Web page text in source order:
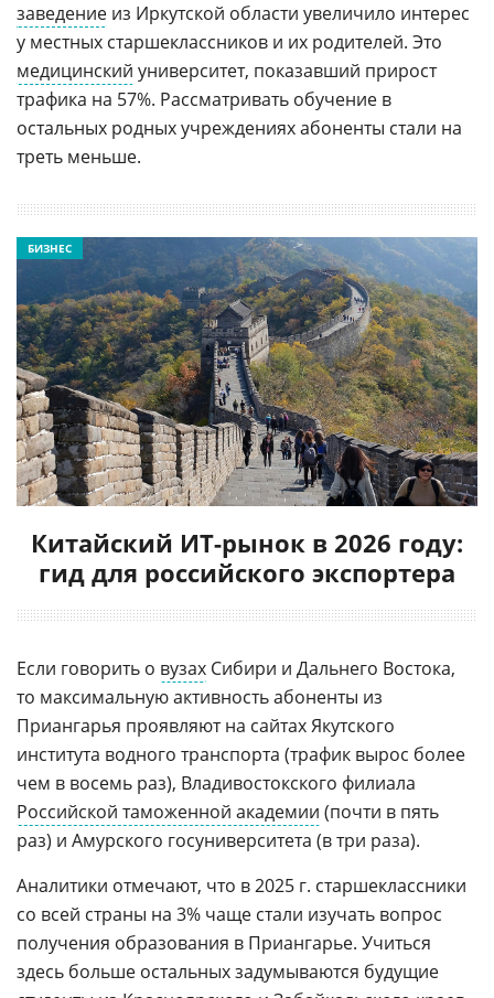
заведение из Иркутской области увеличило интерес
у местных старшеклассников и их родителей. Это
медицинский университет, показавший прирост
трафика на 57%. Рассматривать обучение в
остальных родных учреждениях абоненты стали на
треть меньше.
Китайский ИТ-рынок в 2026 году:
гид для российского экспортера
БИЗНЕС
Если говорить о вузах Сибири и Дальнего Востока,
то максимальную активность абоненты из
Приангарья проявляют на сайтах Якутского
института водного транспорта (трафик вырос более
чем в восемь раз), Владивостокского филиала
Российской таможенной академии (почти в пять
раз) и Амурского госуниверситета (в три раза).
Аналитики отмечают, что в 2025 г. старшеклассники
со всей страны на 3% чаще стали изучать вопрос
получения образования в Приангарье. Учиться
здесь больше остальных задумываются будущие